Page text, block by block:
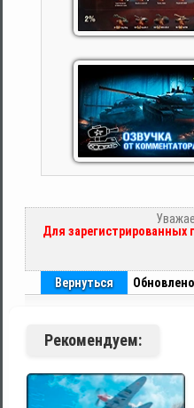
Для зарегистрированных
Вернуться
Рекомендуем: